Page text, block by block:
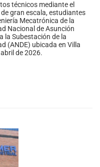
técnicos mediante el
gran escala, estudiantes
Mecatrónica de la
Nacional de Asunción
la Subestación de la
(ANDE) ubicada en Villa
de 2026.